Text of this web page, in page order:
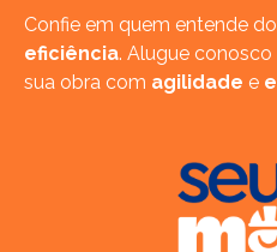
Confie em quem entende
eficiência. Alugue
sua obra com agilidade e